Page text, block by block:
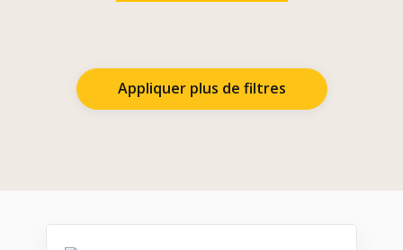
Appliquer plus de filtres